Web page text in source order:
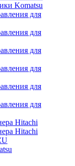
Komatsu
для
для
для
для
для
для
Hitachi
Hitachi